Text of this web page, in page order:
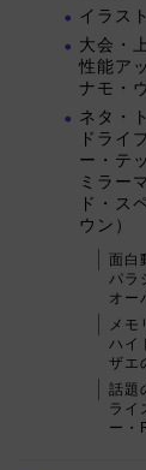
イラスト
大会・
性能ア
ナモ・
ネタ・
ドライ
ー・テ
ミラー
ド・ス
ウン）
面白
パラ
オー
メモ
ハイ
ザエ
話題
ライ
ー・